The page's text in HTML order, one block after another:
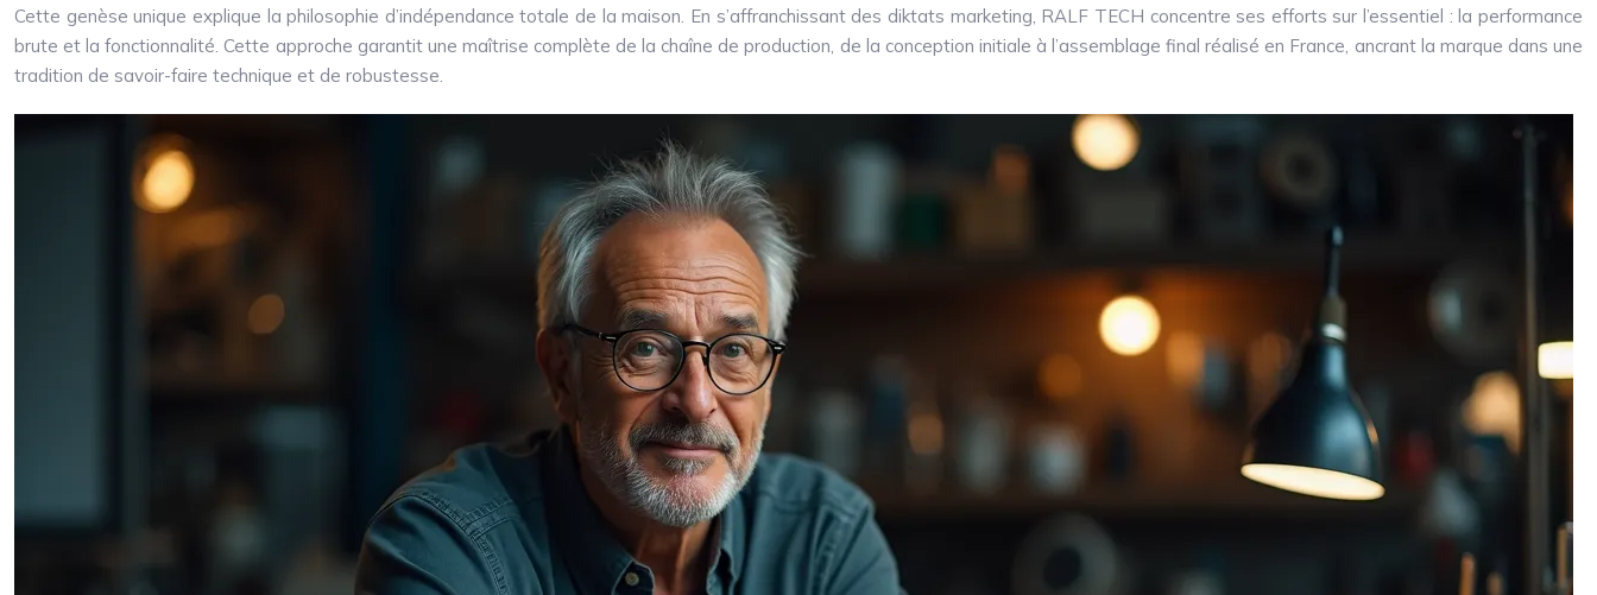
Cette genèse unique explique la philosophie d’indépendance totale de la maison. En s’affranchissant des diktats marketing, RALF TECH concentre ses efforts sur l’essentiel : la performance
brute et la fonctionnalité. Cette approche garantit une maîtrise complète de la chaîne de production, de la conception initiale à l’assemblage final réalisé en France, ancrant la marque dans une
tradition de savoir-faire technique et de robustesse.